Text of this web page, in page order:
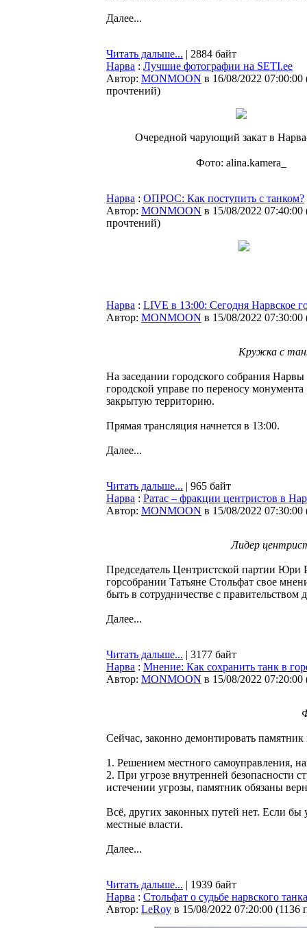
Далее...
Читать дальше... | 2884 байт
Нарва : Лучшие фотографии на SETI.ee
Автор: MONMOON в 16/08/2022 07:00:00
прочтений)
Очередной чарующий закат в
Фото: alina.kamera_
Нарва : ОПРОС: Как поступить с танком?
Автор: MONMOON в 15/08/2022 07:40:00
прочтений)
Нарва : LIVE в 13:00: Сегодня Нарвское
Автор: MONMOON в 15/08/2022 07:30:00
Кружка с
На заседании городского собрания
городской управе по переносу
закрытую территорию.
Прямая трансляция начнется в 13:00.
Далее...
Читать дальше... | 965 байт
Нарва : Ратас – фракции центристов в
Автор: MONMOON в 15/08/2022 07:30:00
Лидер
Председатель Центристской партии Юри
горсобрании Татьяне Стольфат свое
быть в сотрудничестве с правительством
Далее...
Читать дальше... | 3177 байт
Нарва : Мнение: Как сохранить танк в
Автор: MONMOON в 15/08/2022 07:20:00
Сейчас, законно демонтировать
1. Решением местного самоуправления,
2. При угрозе внутренней безопасности
истечении угрозы, памятник обязаны
Всё, других законных путей нет. Если
местные власти.
Далее...
Читать дальше... | 1939 байт
Нарва : Стольфат о судьбе нарвского
Автор: LeRoy в 15/08/2022 07:20:00 (1136